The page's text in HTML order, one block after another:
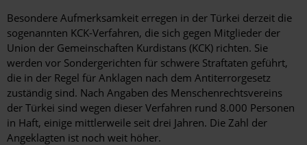
Besondere Aufmerksamkeit erregen in der Türkei derzeit die
sogenannten KCK-Verfahren, die sich gegen Mitglieder der
Union der Gemeinschaften Kurdistans (KCK) richten. Sie
werden vor Sondergerichten für schwere Straftaten geführt,
die in der Regel für Anklagen nach dem Antiterrorgesetz
zuständig sind. Nach Angaben des Menschenrechtsvereins
der Türkei sind wegen dieser Verfahren rund 8.000 Personen
in Haft, einige mittlerweile seit drei Jahren. Die Zahl der
Angeklagten ist noch weit höher.